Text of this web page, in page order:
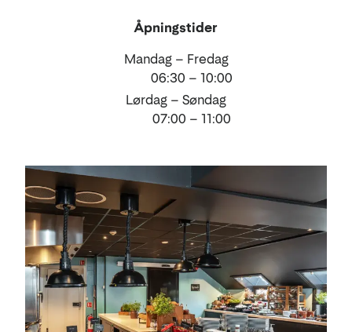
Åpningstider
Mandag – Fredag
06:30 – 10:00
Lørdag – Søndag
07:00 – 11:00